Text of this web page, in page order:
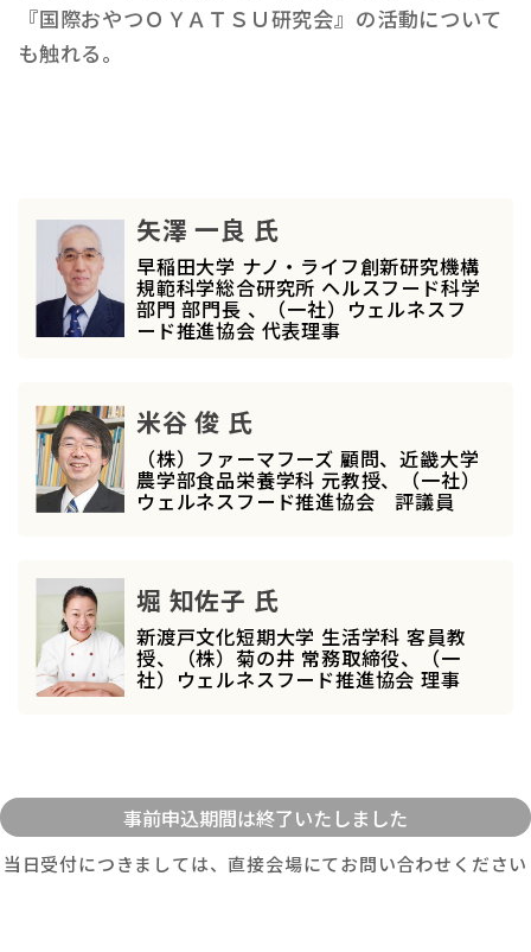
『国際おやつＯＹＡＴＳＵ研究会』の活動について
も触れる。
矢澤 一良 氏
早稲田大学 ナノ・ライフ創新研究機構
規範科学総合研究所 ヘルスフード科学
部門 部門長 、（一社）ウェルネスフ
ード推進協会 代表理事
米谷 俊 氏
（株）ファーマフーズ 顧問、近畿大学
農学部食品栄養学科 元教授、（一社）
ウェルネスフード推進協会 評議員
堀 知佐子 氏
新渡戸文化短期大学 生活学科 客員教
授、（株）菊の井 常務取締役、（一
社）ウェルネスフード推進協会 理事
当日受付につきましては、直接会場にてお問い合わせください